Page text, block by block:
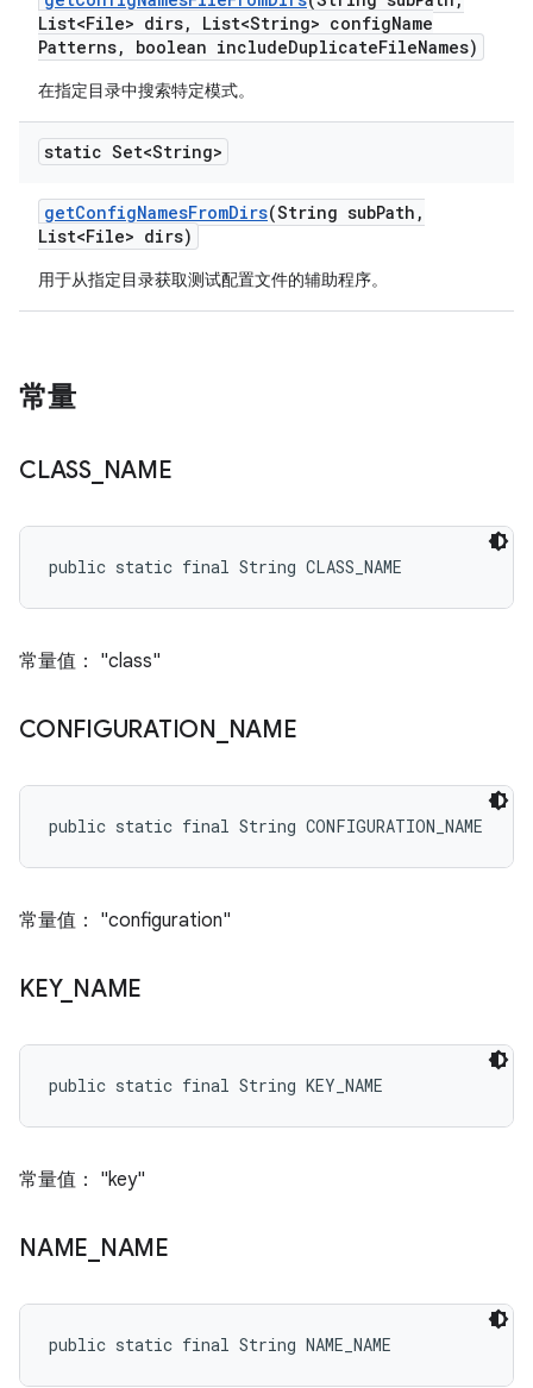
List<File> dirs, List<String> configName
Patterns, boolean includeDuplicateFileNames)
在指定目录中搜索特定模式。
static Set<String>
getConfigNamesFromDirs(String subPath ,
List<File> dirs)
用于从指定目录获取测试配置文件的辅助程序。
常量
CLASS_ NAME
public static final String CLASS_NAME
常量值： "class"
CONFIGURATION NAME
public static final String CONFIGURATION_NAME
常量值： "configuration"
KEY_ NAME
public static final String KEY_NAME
常量值： "key"
NAME NAME
public static final String NAME_NAME